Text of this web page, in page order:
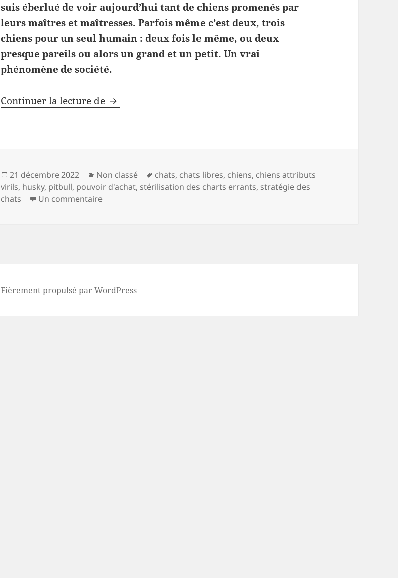
suis éberlué de voir aujourd’hui tant de chiens promenés par
leurs maîtres et maîtresses. Parfois même c’est deux, trois
chiens pour un seul humain : deux fois le même, ou deux
presque pareils ou alors un grand et un petit. Un vrai
phénomène de société.
Continuer la lecture de Si, à 30 ans, t’as pas ton Husky
Publié
le
21 décembre 2022 Catégories
Non classé
Mots-
clés
chats, chats libres, chiens, chiens attributs
virils, husky, pitbull, pouvoir d'achat, stérilisation des charts errants, stratégie des
chats
Un commentairesur Si, à 30 ans, t’as pas ton Husky
Fièrement propulsé par WordPress